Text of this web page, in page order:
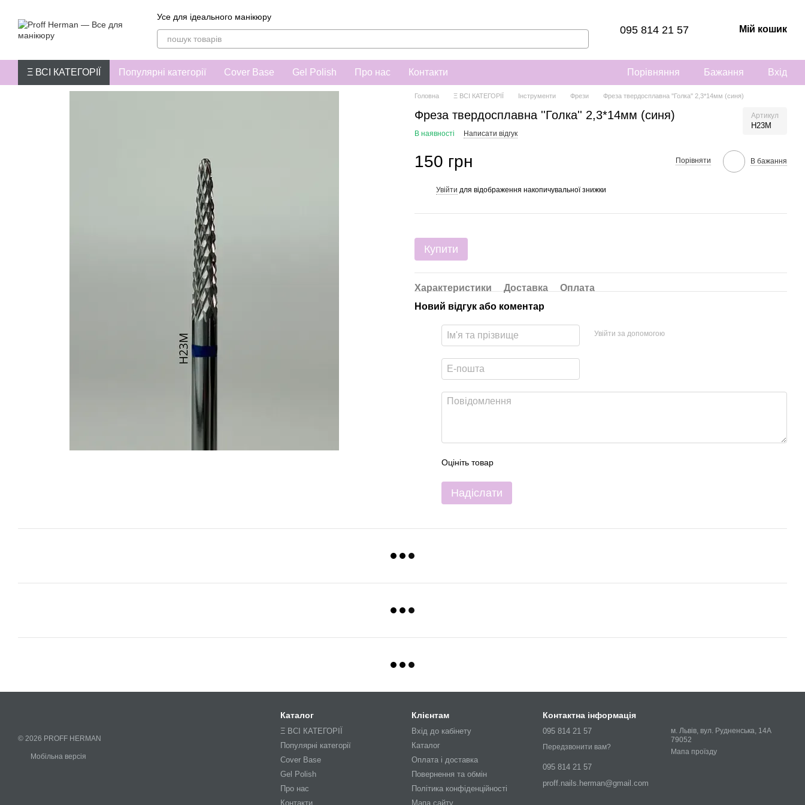
Усе для ідеального манікюру
095 814 21 57 Мій кошик
Ξ ВСІ КАТЕГОРІЇ Популярні категорії Cover Base Gel Polish Про нас Контакти Порівняння Бажання Вхід
Головна Ξ ВСІ КАТЕГОРІЇ Інструменти Фрези Фреза твердосплавна ''Голка'' 2,3*14мм (синя)
Фреза твердосплавна ''Голка'' 2,3*14мм (синя) Артикул
H23M
В наявності Написати відгук
150 грн Порівняти В бажання
Увійти для відображення накопичувальної знижки
Купити
Характеристики Доставка
Оплата
Новий відгук або коментар
Увійти за допомогою
Оцініть товар
Надіслати
© 2026 PROFF HERMAN
Мобільна версія
Каталог
Ξ ВСІ КАТЕГОРІЇ
Популярні категорії
Cover Base
Gel Polish
Про нас
Контакти
Клієнтам
Вхід до кабінету
Каталог
Оплата і доставка
Повернення та обмін
Політика конфіденційності
Мапа сайту
Контактна інформація
095 814 21 57
Передзвонити вам?
095 814 21 57
proff.nails.herman@gmail.com
м. Львів, вул. Рудненська, 14А
79052
Мапа проїзду